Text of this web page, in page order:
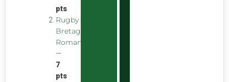
pts
Rugby
Bretagne
Romantique
—
7
pts